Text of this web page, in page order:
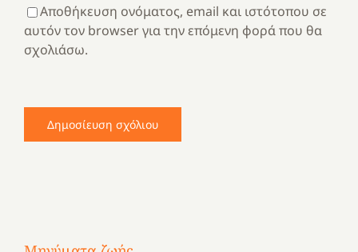
Αποθήκευση ονόματος, email και ιστότοπου σε
αυτόν τον browser για την επόμενη φορά που θα
σχολιάσω.